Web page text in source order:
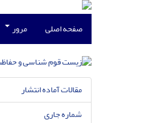
صفحه اصلی مرور
مقالات آماده انتشار
شماره جاری